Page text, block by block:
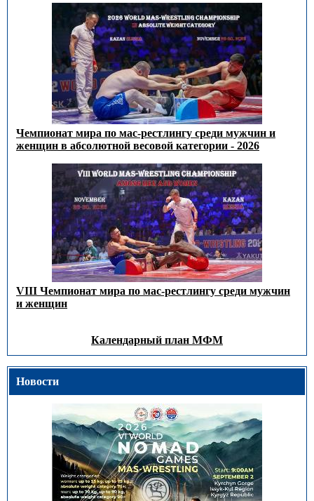
Чемпионат мира по мас-рестлингу среди мужчин и
женщин в абсолютной весовой категории - 2026
VIII Чемпионат мира по мас-рестлингу среди мужчин
и женщин
Календарный план МФМ
Новости